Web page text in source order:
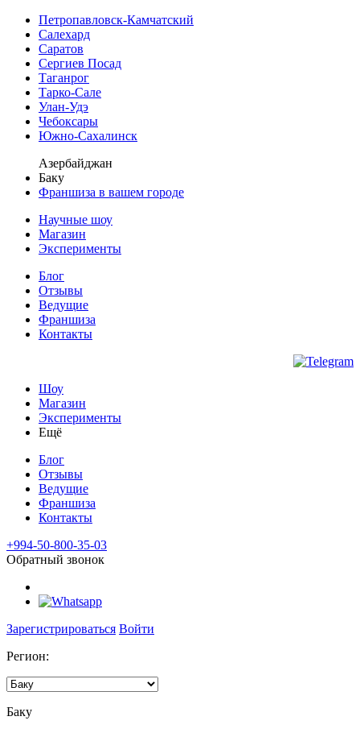
Петропавловск-Камчатский
Салехард
Саратов
Сергиев Посад
Таганрог
Тарко-Сале
Улан-Удэ
Чебоксары
Южно-Сахалинск
Азербайджан
Баку
Франшиза в вашем городе
Научные шоу
Магазин
Эксперименты
Блог
Отзывы
Ведущие
Франшиза
Контакты
Шоу
Магазин
Эксперименты
Ещё
Блог
Отзывы
Ведущие
Франшиза
Контакты
+994-50-800-35-03
Обратный звонок
Зарегистрироваться Войти
Регион:
Баку